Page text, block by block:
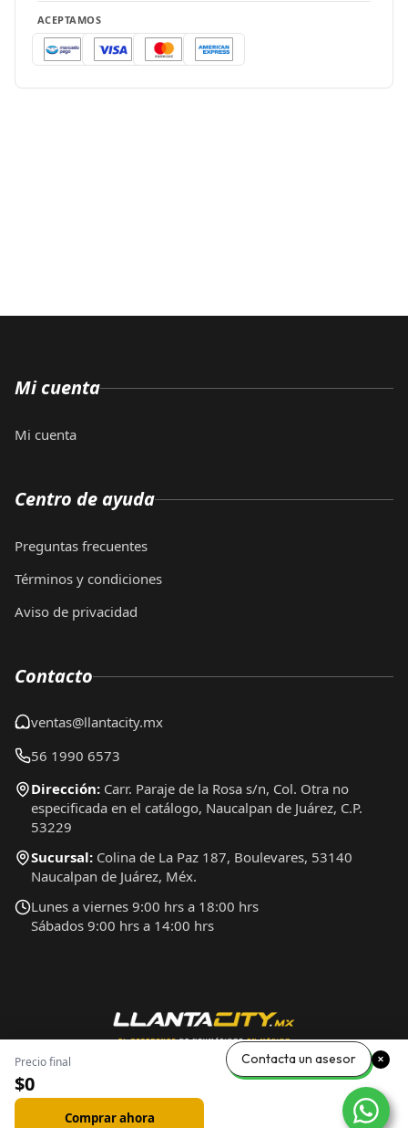
ACEPTAMOS
Precio final
$0
Comprar ahora
Mi cuenta
Mi cuenta
Centro de ayuda
Preguntas frecuentes
Términos y condiciones
Aviso de privacidad
Contacto
ventas@llantacity.mx
56 1990 6573
Dirección: Carr. Paraje de la Rosa s/n, Col. Otra no
especificada en el catálogo, Naucalpan de Juárez, C.P.
53229
Sucursal: Colina de La Paz 187, Boulevares, 53140
Naucalpan de Juárez, Méx.
Lunes a viernes 9:00 hrs a 18:00 hrs
Sábados 9:00 hrs a 14:00 hrs
Contacta un asesor